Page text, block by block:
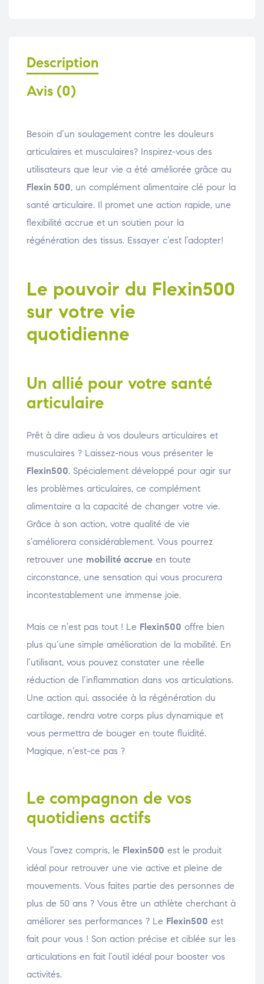
Description
Avis (0)
Besoin d’un soulagement contre les douleurs
articulaires et musculaires? Inspirez-vous des
utilisateurs que leur vie a été améliorée grâce au
Flexin 500, un complément alimentaire clé pour la
santé articulaire. Il promet une action rapide, une
flexibilité accrue et un soutien pour la
régénération des tissus. Essayer c’est l’adopter!
Le pouvoir du Flexin500
sur votre vie
quotidienne
Un allié pour votre santé
articulaire
Prêt à dire adieu à vos douleurs articulaires et
musculaires ? Laissez-nous vous présenter le
Flexin500. Spécialement développé pour agir sur
les problèmes articulaires, ce complément
alimentaire a la capacité de changer votre vie.
Grâce à son action, votre qualité de vie
s’améliorera considérablement. Vous pourrez
retrouver une mobilité accrue en toute
circonstance, une sensation qui vous procurera
incontestablement une immense joie.
Mais ce n’est pas tout ! Le Flexin500 offre bien
plus qu’une simple amélioration de la mobilité. En
l’utilisant, vous pouvez constater une réelle
réduction de l’inflammation dans vos articulations.
Une action qui, associée à la régénération du
cartilage, rendra votre corps plus dynamique et
vous permettra de bouger en toute fluidité.
Magique, n’est-ce pas ?
Le compagnon de vos
quotidiens actifs
Vous l’avez compris, le Flexin500 est le produit
idéal pour retrouver une vie active et pleine de
mouvements. Vous faites partie des personnes de
plus de 50 ans ? Vous être un athlète cherchant à
améliorer ses performances ? Le Flexin500 est
fait pour vous ! Son action précise et ciblée sur les
articulations en fait l’outil idéal pour booster vos
activités.